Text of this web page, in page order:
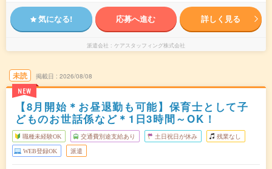
気になる! 応募へ進む 詳しく見る
派遣会社 ケアスタッフィング株式会社
未読
NEW
掲載日 2026/08/08
【8月開始＊お昼退勤も可能】保育士として子
どものお世話係など＊1日3時間～OK！
職種未経験OK 交通費別途支給あり 土日祝日が休み 残業なし
WEB登録OK 派遣